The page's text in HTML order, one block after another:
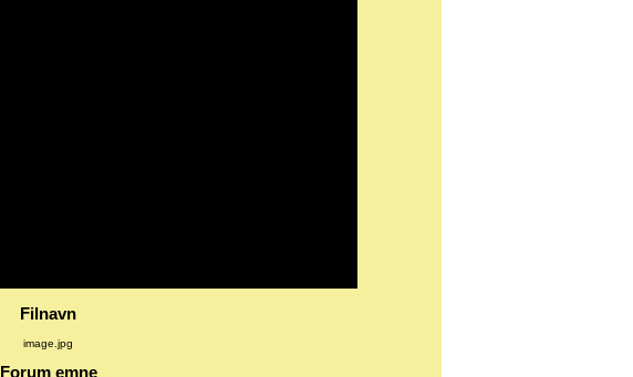
Filnavn
image.jpg
Forum emne